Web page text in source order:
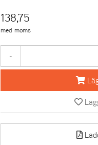
138,75
med moms
-